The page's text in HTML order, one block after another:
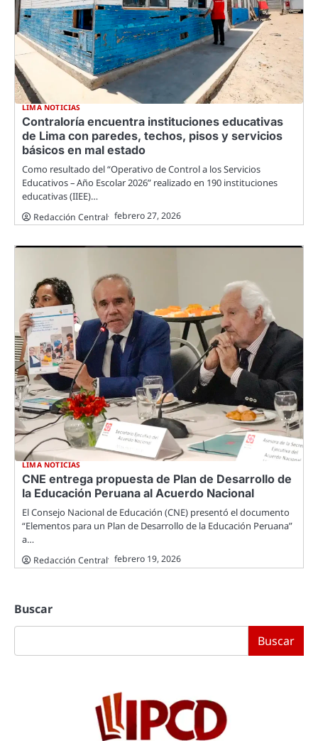
LIMA NOTICIAS
Contraloría encuentra instituciones educativas
de Lima con paredes, techos, pisos y servicios
básicos en mal estado
Como resultado del “Operativo de Control a los Servicios
Educativos – Año Escolar 2026” realizado en 190 instituciones
educativas (IIEE)…
Redacción Central febrero 27, 2026
LIMA NOTICIAS
CNE entrega propuesta de Plan de Desarrollo de
la Educación Peruana al Acuerdo Nacional
El Consejo Nacional de Educación (CNE) presentó el documento
“Elementos para un Plan de Desarrollo de la Educación Peruana”
a…
Redacción Central febrero 19, 2026
Buscar
Buscar